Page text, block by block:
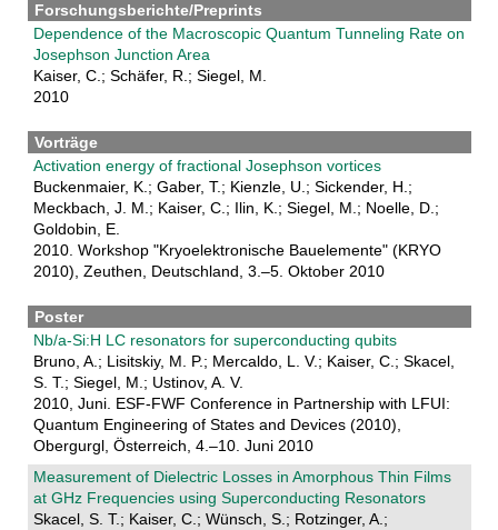
Forschungsberichte/Preprints
Dependence of the Macroscopic Quantum Tunneling Rate on
Josephson Junction Area
Kaiser, C.; Schäfer, R.; Siegel, M.
2010
Vorträge
Activation energy of fractional Josephson vortices
Buckenmaier, K.; Gaber, T.; Kienzle, U.; Sickender, H.;
Meckbach, J. M.; Kaiser, C.; Ilin, K.; Siegel, M.; Noelle, D.;
Goldobin, E.
2010. Workshop "Kryoelektronische Bauelemente" (KRYO
2010), Zeuthen, Deutschland, 3.–5. Oktober 2010
Poster
Nb/a-Si:H LC resonators for superconducting qubits
Bruno, A.; Lisitskiy, M. P.; Mercaldo, L. V.; Kaiser, C.; Skacel,
S. T.; Siegel, M.; Ustinov, A. V.
2010, Juni. ESF-FWF Conference in Partnership with LFUI:
Quantum Engineering of States and Devices (2010),
Obergurgl, Österreich, 4.–10. Juni 2010
Measurement of Dielectric Losses in Amorphous Thin Films
at GHz Frequencies using Superconducting Resonators
Skacel, S. T.; Kaiser, C.; Wünsch, S.; Rotzinger, A.;